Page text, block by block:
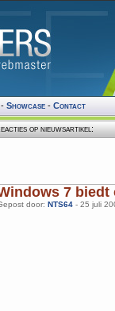
Showcase- Contact
op nieuwsartikel:
7 biedt
door: NTS64- 25 juli